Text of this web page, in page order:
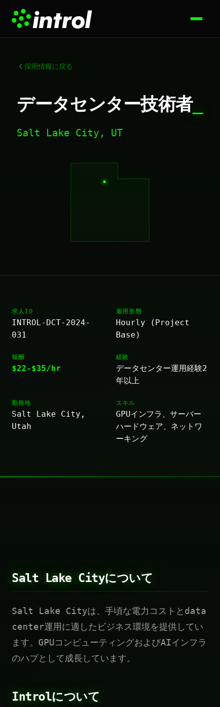
採用情報に戻る
データセンター技術者_
Salt Lake City, UT
求人ID
INTROL-DCT-2024-
031
雇用形態
Hourly (Project
Base)
報酬
$22-$35/hr
経験
データセンター運用経験2
年以上
勤務地
Salt Lake City,
Utah
スキル
GPUインフラ、サーバー
ハードウェア、ネットワ
ーキング
Salt Lake Cityについて
Salt Lake Cityは、手頃な電力コストとdata
center運用に適したビジネス環境を提供してい
ます。GPUコンピューティングおよびAIインフラ
のハブとして成長しています。
Introlについて